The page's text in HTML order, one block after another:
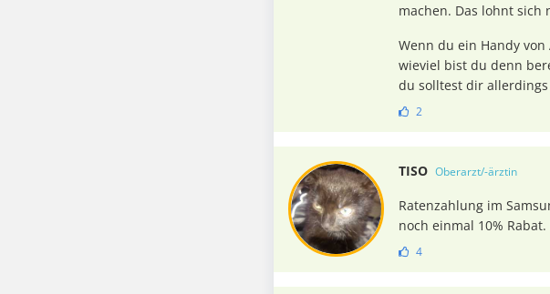
machen. Das lohnt sich
Wenn du ein Handy
wieviel bist du denn
du solltest dir
2
TISO Oberarzt/-ärztin
Ratenzahlung im
noch einmal 10%
4